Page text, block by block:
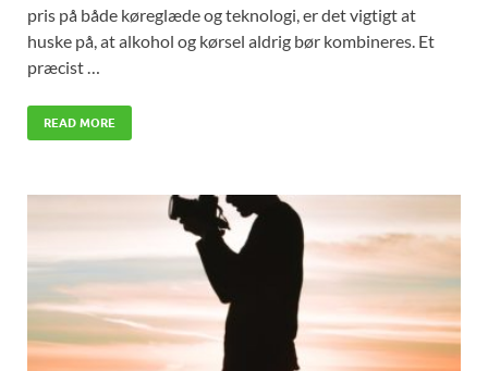
pris på både køreglæde og teknologi, er det vigtigt at
huske på, at alkohol og kørsel aldrig bør kombineres. Et
præcist …
READ MORE